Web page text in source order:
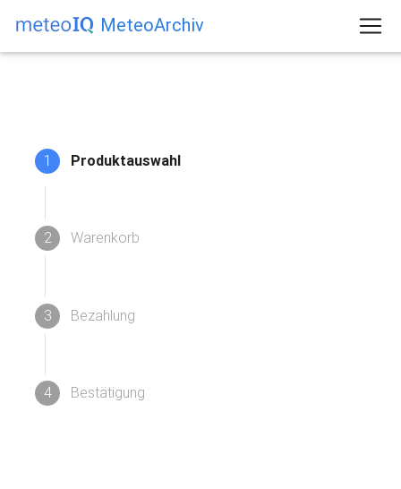
MeteoArchiv
1 Produktauswahl
2 Warenkorb
3 Bezahlung
4 Bestätigung